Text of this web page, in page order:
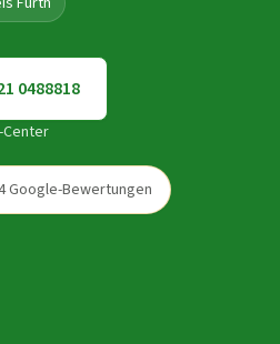
0488818
Center
Google-Bewertungen